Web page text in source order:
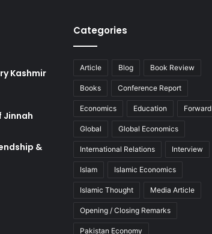
Kashmir
Jinnah
&
Categories
Article Blog Book Review
Books Conference Report
Economics Education Forward
Global Global Economics
International Relations Interview
Islam Islamic Economics
Islamic Thought Media Article
Opening / Closing Remarks
Pakistan Economy